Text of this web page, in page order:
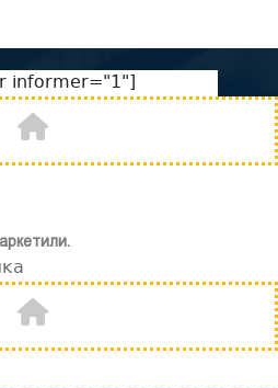
informer="1"]